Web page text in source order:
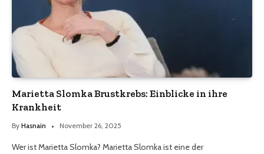
Marietta Slomka Brustkrebs: Einblicke in ihre
Krankheit
By Hasnain November 26, 2025
Wer ist Marietta Slomka? Marietta Slomka ist eine der